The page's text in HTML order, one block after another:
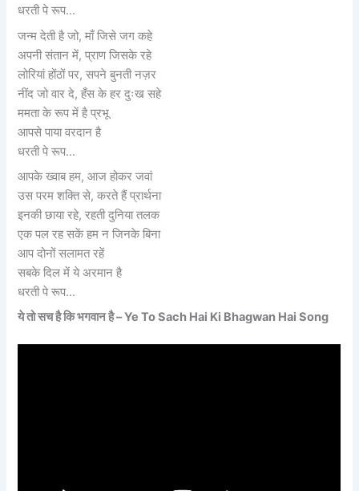
धरती पे रूप…
जन्म देती है जो, माँ जिसे जग कहे
अपनी संतान में, प्राण जिसके रहे
लोरियां होंठों पर, सपने बुनती नज़र
नींद जो वार दे, हँस के हर दुःख सहे
ममता के रूप में है प्रभू
आपसे पाया वरदान है
धरती पे रूप…
आपके ख्वाब हम, आज होकर जवां
उस परम शक्ति से, करते हैं प्रार्थना
इनकी छाया रहे, रहती दुनिया तलक
एक पल रह सकें हम न जिनके बिना
आप दोनों सलामत रहें
सबके दिल में ये अरमान है
धरती पे रूप…
ये तो सच है कि भगवान है – Ye To Sach Hai Ki Bhagwan Hai Song